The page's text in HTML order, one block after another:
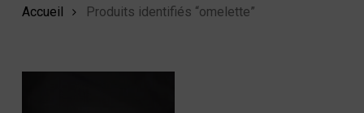
Accueil Produits identifiés “omelette”